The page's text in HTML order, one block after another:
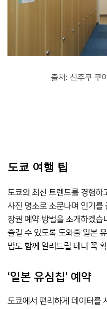
출처: 신주쿠 쿠
도쿄 여행 팁
도쿄의 최신 트렌드를 경험
사진 명소로 소문나며 인기를
장권 예약 방법을 소개하겠습
즐길 수 있도록 도와줄 일본
법도 함께 알려드릴 테니 꼭
‘일본 유심칩’ 예약
도쿄에서 편리하게 데이터를